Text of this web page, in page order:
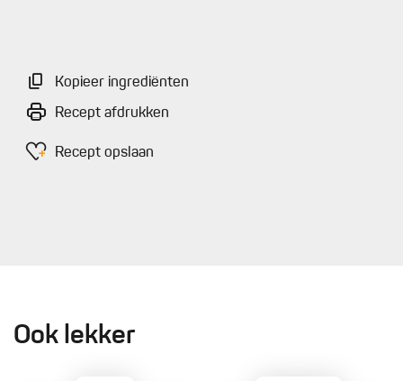
Kopieer ingrediënten
Recept afdrukken
Recept opslaan
Ook lekker